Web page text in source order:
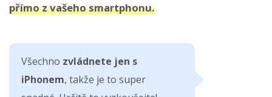
přímo z vašeho smartphonu.
Všechno zvládnete jen s
iPhonem, takže je to super